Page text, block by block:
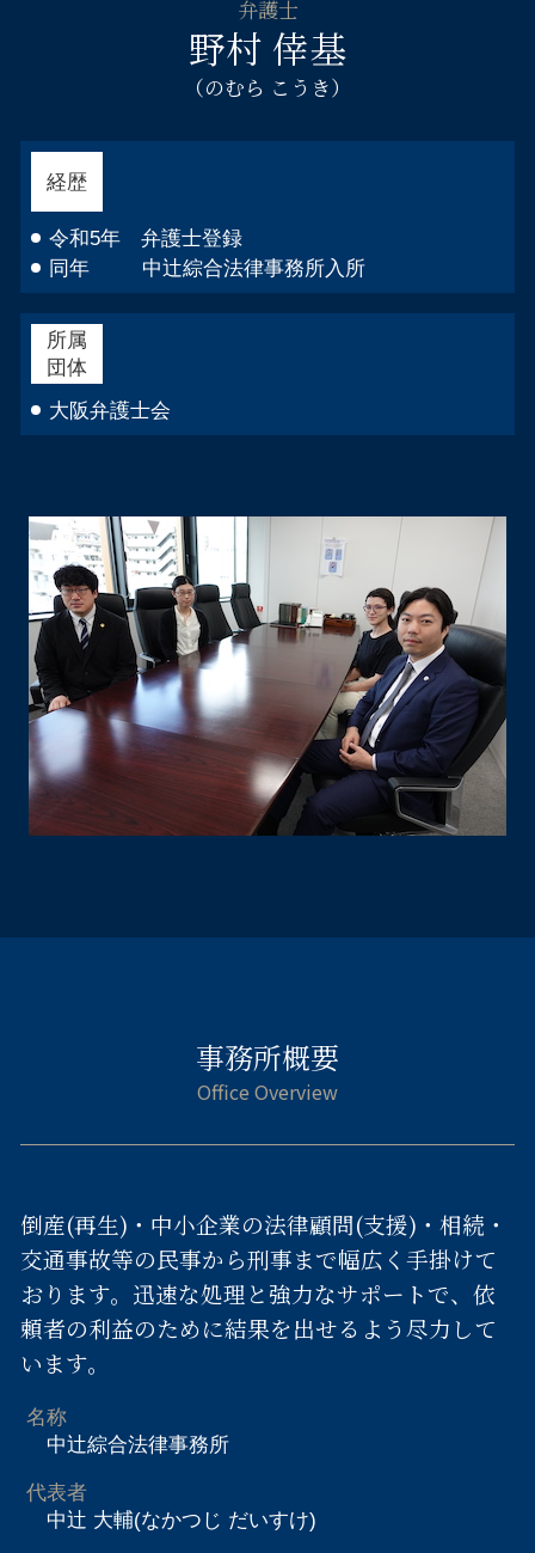
弁護士
野村 倖基
（のむら こうき）
経歴
令和5年 弁護士登録
同年 中辻綜合法律事務所入所
所属
団体
大阪弁護士会
事務所概要
倒産(再生)・中小企業の法律顧問(支援)・相続・
交通事故等の民事から刑事まで幅広く手掛けて
おります。迅速な処理と強力なサポートで、依
頼者の利益のために結果を出せるよう尽力して
います。
名称
中辻綜合法律事務所
代表者
中辻 大輔(なかつじ だいすけ)